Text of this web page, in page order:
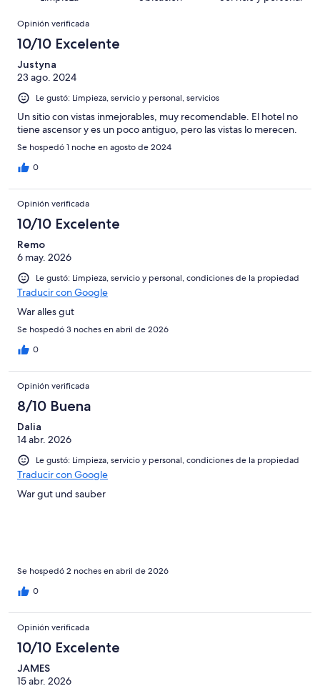
opiniones
de
250
opiniones
de
opiniones
Terrible.
Basada
de
250
opiniones
Opiniones
Opinión verificada
10/10 Excelente
Justyna
23 ago. 2024
Le gustó: Limpieza, servicio y personal, servicios
Un sitio con vistas inmejorables, muy recomendable. El hotel no
tiene ascensor y es un poco antiguo, pero las vistas lo merecen.
Se hospedó 1 noche en agosto de 2024
0
Opinión verificada
10/10 Excelente
Remo
6 may. 2026
Le gustó: Limpieza, servicio y personal, condiciones de la propiedad
Traducir con Google
War alles gut
Se hospedó 3 noches en abril de 2026
0
Opinión verificada
8/10 Buena
Dalia
14 abr. 2026
Le gustó: Limpieza, servicio y personal, condiciones de la propiedad
Traducir con Google
War gut und sauber
Se hospedó 2 noches en abril de 2026
0
Opinión verificada
10/10 Excelente
JAMES
15 abr. 2026